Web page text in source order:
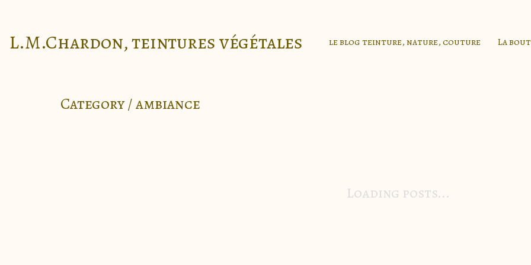
L.M.Chardon, teintures végétales le blog teinture, nature, couture La
Category /ambiance
Loading posts...